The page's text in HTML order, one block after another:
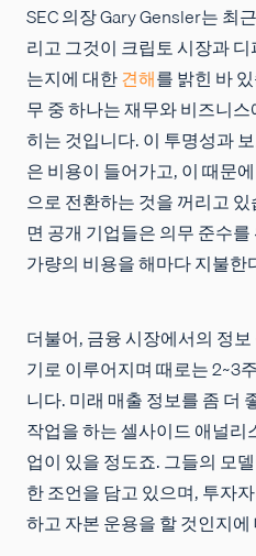
SEC 의장 Gary Gensler는 최
리고 그것이 크립토 시장과
는지에 대한견해를 밝힌 바
무 중 하나는 재무와 비즈니
히는 것입니다. 이 투명성과
은 비용이 들어가고, 이 때문
으로 전환하는 것을 꺼리고 있
면 공개 기업들은 의무 준수
가량의 비용을 해마다 지불한
더불어, 금융 시장에서의 정
기로 이루어지며 때로는 2~3
니다. 미래 매출 정보를 좀 더
작업을 하는 셀사이드 애널
업이 있을 정도죠. 그들의 모
한 조언을 담고 있으며, 투자
하고 자본 운용을 할 것인지